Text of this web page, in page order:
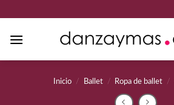
contenido
Inicio / Ballet / Ropa de ballet /